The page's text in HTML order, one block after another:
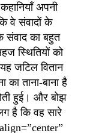
अपनी
वे संवादों के
संवाद का बहुत
स्थितियों को
जटिल वितान
ताना-बाना है
हुई। और बोझ
है कि वह सारे